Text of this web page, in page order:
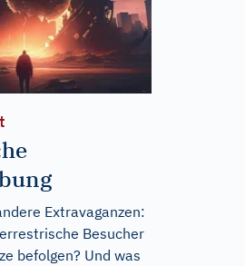
Extravaganzen:
Besucher
befolgen? Und was